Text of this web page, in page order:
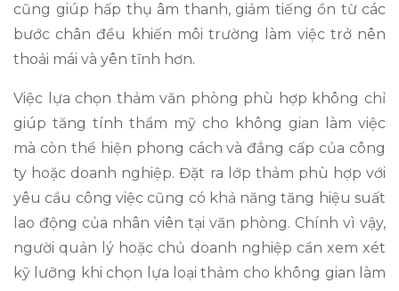
cũng giúp hấp thụ âm thanh, giảm tiếng ồn từ các
bước chân đều khiến môi trường làm việc trở nên
thoải mái và yên tĩnh hơn.
Việc lựa chọn thảm văn phòng phù hợp không chỉ
giúp tăng tính thẩm mỹ cho không gian làm việc
mà còn thể hiện phong cách và đẳng cấp của công
ty hoặc doanh nghiệp. Đặt ra lớp thảm phù hợp với
yêu cầu công việc cũng có khả năng tăng hiệu suất
lao động của nhân viên tại văn phòng. Chính vì vậy,
người quản lý hoặc chủ doanh nghiệp cần xem xét
kỹ lưỡng khi chọn lựa loại thảm cho không gian làm